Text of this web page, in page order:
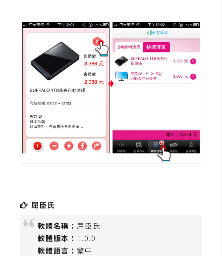
版
梅
屈臣氏
軟體名稱： 屈臣氏
軟體版本： 1.0.0
軟體語言： 繁中